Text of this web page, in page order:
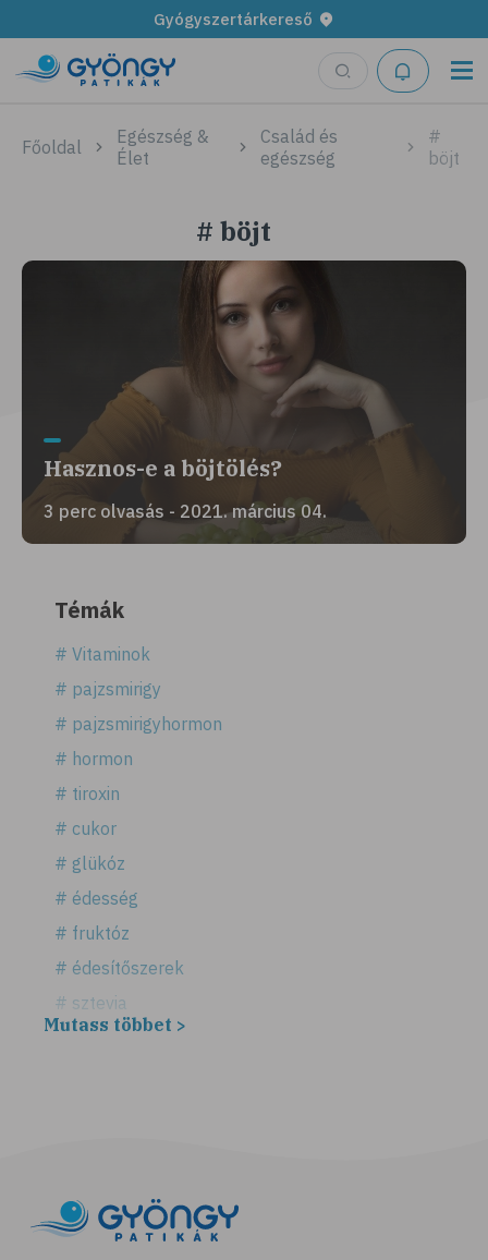
Gyógyszertárkereső
Főoldal
Egészség &
Élet
Család és
egészség
#
böjt
# böjt
Hasznos-e a böjtölés?
3 perc olvasás - 2021. március 04.
Témák
# Vitaminok
# pajzsmirigy
# pajzsmirigyhormon
# hormon
# tiroxin
# cukor
# glükóz
# édesség
# fruktóz
# édesítőszerek
# sztevia
# fogadalom
# célkitűzés
# étkezési napló
Mutass többet >